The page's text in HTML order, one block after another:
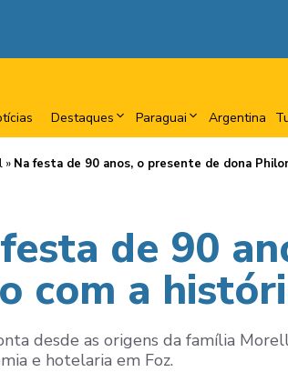
Destaques Paraguai Argentina
» Na festa de 90 anos, o presente de dona
de 90
com a
desde as origens da família
e hotelaria em Foz.